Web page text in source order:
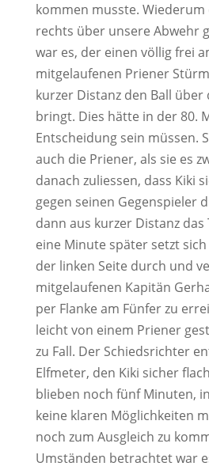
kommen musste. Wiederum
rechts über unsere Abwehr
war es, der einen völlig frei
mitgelaufenen Priener
kurzer Distanz den Ball über
bringt. Dies hätte in der 80.
Entscheidung sein müssen.
auch die Priener, als sie es
danach zuliessen, dass Kiki
gegen seinen Gegenspieler
dann aus kurzer Distanz
eine Minute später setzt
der linken Seite durch und
mitgelaufenen Kapitän
per Flanke am Fünfer zu
leicht von einem Priener
zu Fall. Der Schiedsrichter
Elfmeter, den Kiki sicher
blieben noch fünf Minuten,
keine klaren Möglichkeiten
noch zum Ausgleich zu
Umständen betrachtet war